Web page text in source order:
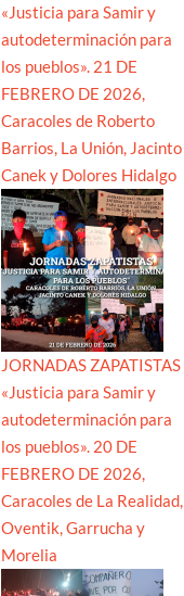
«Justicia para Samir y
autodeterminación para
los pueblos». 21 DE
FEBRERO DE 2026,
Caracoles de Roberto
Barrios, La Unión, Jacinto
Canek y Dolores Hidalgo
JORNADAS ZAPATISTAS
«Justicia para Samir y
autodeterminación para
los pueblos». 20 DE
FEBRERO DE 2026,
Caracoles de La Realidad,
Oventik, Garrucha y
Morelia